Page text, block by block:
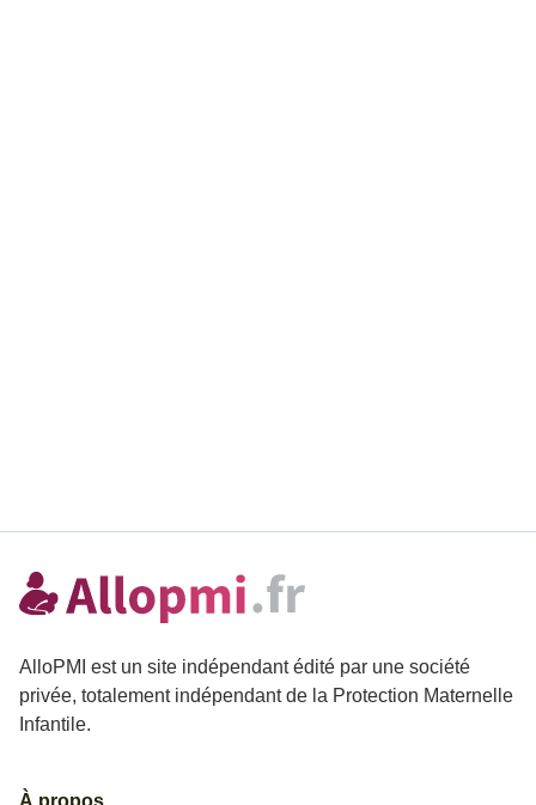
AlloPMI est un site indépendant édité par une société
privée, totalement indépendant de la Protection Maternelle
Infantile.
À propos